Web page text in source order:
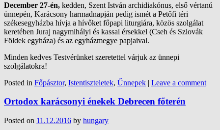
December 27-én, kedden, Szent István archidiakónus, első vértanú
ünnepén, Karácsony harmadnapján pedig ismét a Petőfi téri
székesegyházba hívja a hívőket főpapi liturgiára, közös szolgálat
keretében Juraj nagymihályi és kassai érsekkel (Cseh és Szlovák
Földek egyháza) és az egyházmegye papjaival.
Minden kedves Testvérünket szeretettel várjuk az ünnepi
szolgálatokra!
Posted in Főpásztor, Istentiszteletek, Űnnepek | Leave a comment
Ortodox karácsonyi énekek Debrecen főterén
Posted on 11.12.2016 by hungary